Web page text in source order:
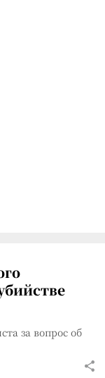
за вопрос об